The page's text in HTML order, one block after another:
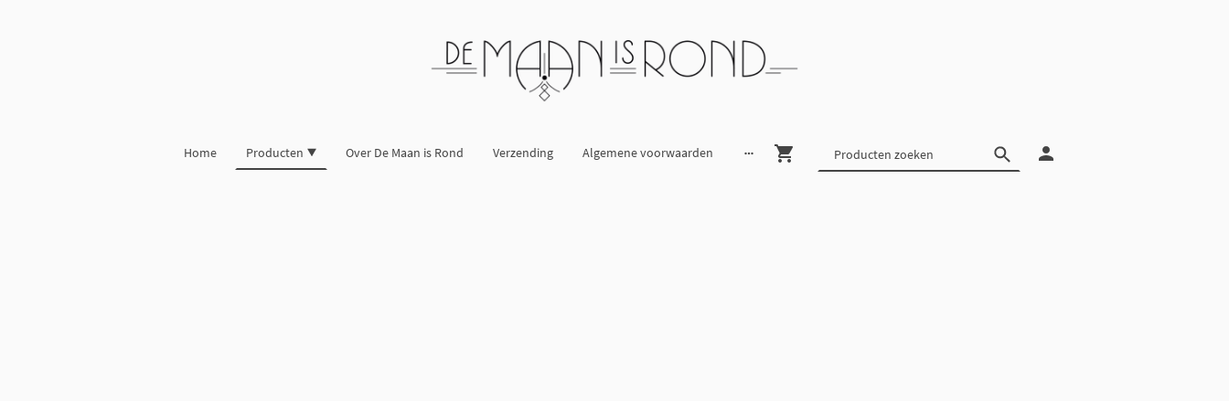
Home Producten Over De Maan is Rond Verzending Algemene voorwaarden